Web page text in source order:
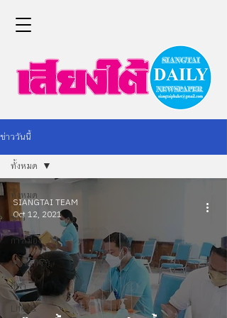
ข่าววันนี้
ทั้งหมด
ข่าว
การเมือง
เศรษฐกิจ
กีฬา
Life &
ทั้งหมด
SIANGTAI TEAM
Oct 12, 2021